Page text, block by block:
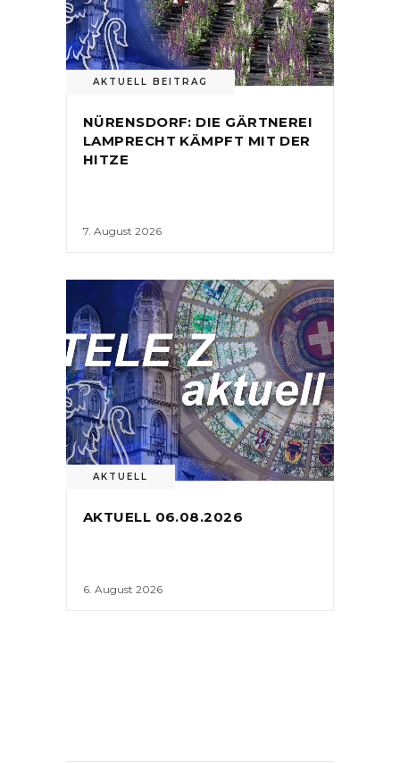
AKTUELL BEITRAG
NÜRENSDORF: DIE GÄRTNEREI
LAMPRECHT KÄMPFT MIT DER
HITZE
7. August 2026
AKTUELL
AKTUELL 06.08.2026
6. August 2026